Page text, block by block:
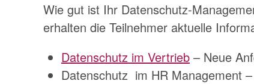
Wie gut ist Ihr Datenschutz-
erhalten die Teilnehmer aktuelle
Datenschutz im Vertrieb – Neue
Datenschutz im HR Management